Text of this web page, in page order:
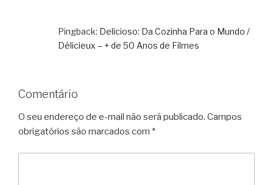
Pingback: Delicioso: Da Cozinha Para o Mundo /
Délicieux – + de 50 Anos de Filmes
Comentário
O seu endereço de e-mail não será publicado. Campos
obrigatórios são marcados com *